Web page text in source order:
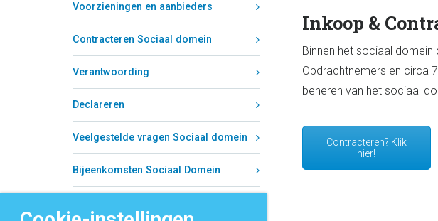
Voorzieningen en aanbieders
Contracteren Sociaal domein
Verantwoording
Declareren
Veelgestelde vragen Sociaal domein
Bijeenkomsten Sociaal Domein
Inkoop &
Binnen het sociaal
Opdrachtnemers en circa
beheren van het sociaal
Contracteren? Klik
hier!